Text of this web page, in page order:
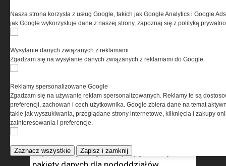
Zadaniowych w Afganistanie oraz zespoły
bojowe Alfa i Brawo. Dostarcza planistom
dokładnych, sprawdzonych i aktualnych
uzbrojeniu i wyposażeniu, miejscach
dyslokacji, terenie potencjalnych działań,
nastrojach ludności, przewidywanych
W pierwszej kolejności przygotowuje
Nasza strona korzysta z usług Google, takich jak Google Analytics i Google
jak Google wykorzystuje dane z naszej strony, zapoznaj się z polityką
Wysyłanie danych związanych z reklamami
Zgadzam się na wysyłanie danych związanych z reklamami do Google.
Reklamy spersonalizowane Google
Zgadzam się na używanie reklam spersonalizowanych. Reklamy te są
preferencji, zachowań i cech użytkownika. Google zbiera dane na temat
takie jak wyszukiwania, przeglądane strony internetowe, kliknięcia i zakupy
zainteresowania i preferencje.
Zaznacz wszystkie Zapisz i zamknij